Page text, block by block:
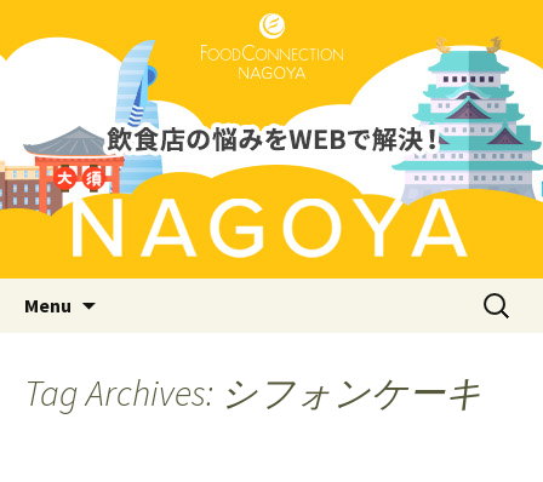
フードコネクション名古屋支店
ブログ
Just another WordPress site
Menu
検
Tag Archives: シフォンケーキ